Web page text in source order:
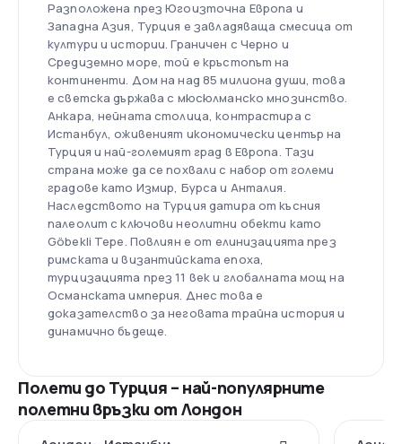
Разположена през Югоизточна Европа и
Западна Азия, Турция е завладяваща смесица от
култури и истории. Граничен с Черно и
Средиземно море, той е кръстопът на
континенти. Дом на над 85 милиона души, това
е светска държава с мюсюлманско мнозинство.
Анкара, нейната столица, контрастира с
Истанбул, оживеният икономически център на
Турция и най-големият град в Европа. Тази
страна може да се похвали с набор от големи
градове като Измир, Бурса и Анталия.
Наследството на Турция датира от късния
палеолит с ключови неолитни обекти като
Göbekli Tepe. Повлиян е от елинизацията през
римската и византийската епоха,
турцизацията през 11 век и глобалната мощ на
Османската империя. Днес това е
доказателство за неговата трайна история и
динамично бъдеще.
Полети до Турция – най-популярните
полетни връзки от Лондон